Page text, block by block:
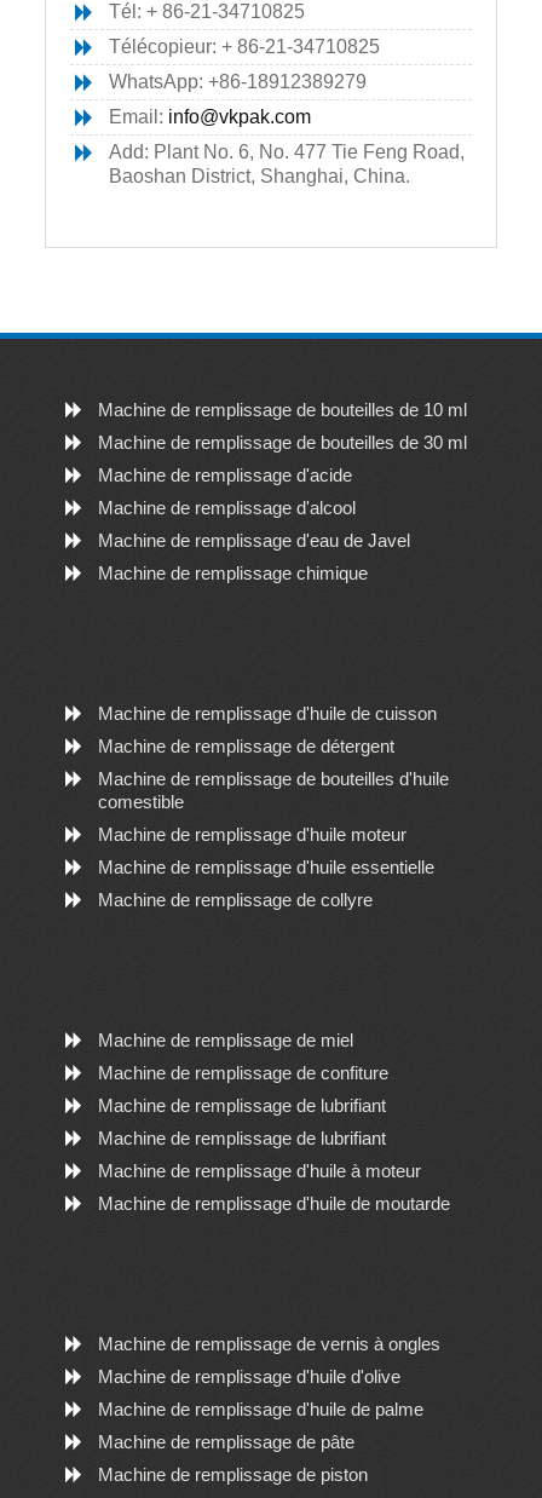
Tél: + 86-21-34710825
Télécopieur: + 86-21-34710825
WhatsApp: +86-18912389279
Email: info@vkpak.com
Add: Plant No. 6, No. 477 Tie Feng Road,
Baoshan District, Shanghai, China.
Machine de remplissage de bouteilles de 10 ml
Machine de remplissage de bouteilles de 30 ml
Machine de remplissage d'acide
Machine de remplissage d'alcool
Machine de remplissage d'eau de Javel
Machine de remplissage chimique
Machine de remplissage d'huile de cuisson
Machine de remplissage de détergent
Machine de remplissage de bouteilles d'huile
comestible
Machine de remplissage d'huile moteur
Machine de remplissage d'huile essentielle
Machine de remplissage de collyre
Machine de remplissage de miel
Machine de remplissage de confiture
Machine de remplissage de lubrifiant
Machine de remplissage de lubrifiant
Machine de remplissage d'huile à moteur
Machine de remplissage d'huile de moutarde
Machine de remplissage de vernis à ongles
Machine de remplissage d'huile d'olive
Machine de remplissage d'huile de palme
Machine de remplissage de pâte
Machine de remplissage de piston